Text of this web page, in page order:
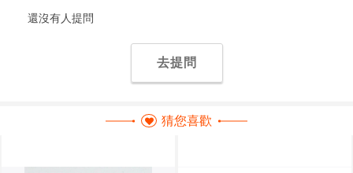
還沒有人提問
去提問
猜您喜歡